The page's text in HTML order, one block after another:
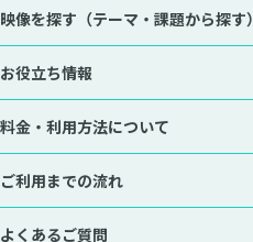
映像を探す （テーマ・課題から探す）
お役立ち情報
料金・利用方法について
ご利用までの流れ
よくあるご質問